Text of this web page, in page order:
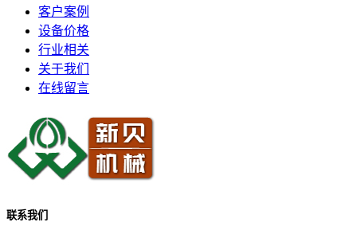
客户案例
设备价格
行业相关
关于我们
在线留言
联系我们